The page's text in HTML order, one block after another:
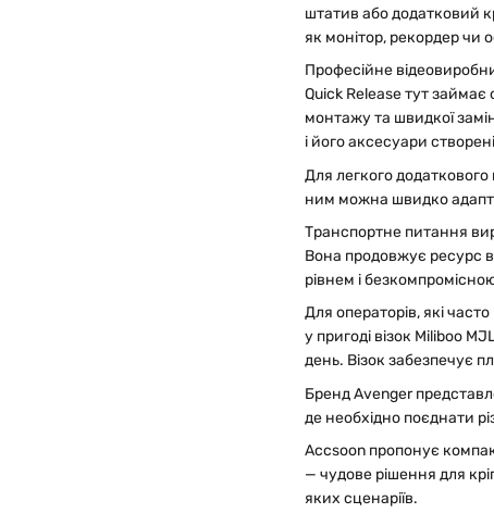
штатив або додатковий
як монітор, рекордер чи
Професійне
Quick Release тут
монтажу та швидкої
і його аксесуари
Для легкого
ним можна швидко
Транспортне питання
Вона продовжує ресурс
рівнем і
Для операторів, які
у пригоді візок Miliboo
день. Візок забезпечує
Бренд Avenger
де необхідно поєднати
Accsoon пропонує
— чудове рішення для
яких сценаріїв.